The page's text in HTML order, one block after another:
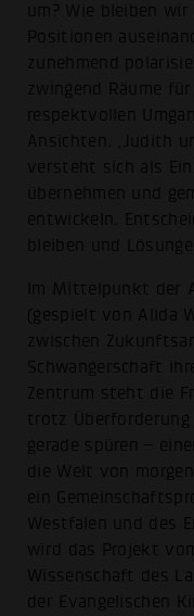
um? Wie bleiben
Positionen
zunehmend
zwingend Räume
respektvollen
Ansichten. ‚Judith
versteht sich als
übernehmen und
entwickeln.
bleiben und
Im Mittelpunkt der
(gespielt von Alida
zwischen
Schwangerschaft
Zentrum steht die
trotz
gerade spüren –
die Welt von
ein
Westfalen und des
wird das Projekt
Wissenschaft des
der Evangelischen